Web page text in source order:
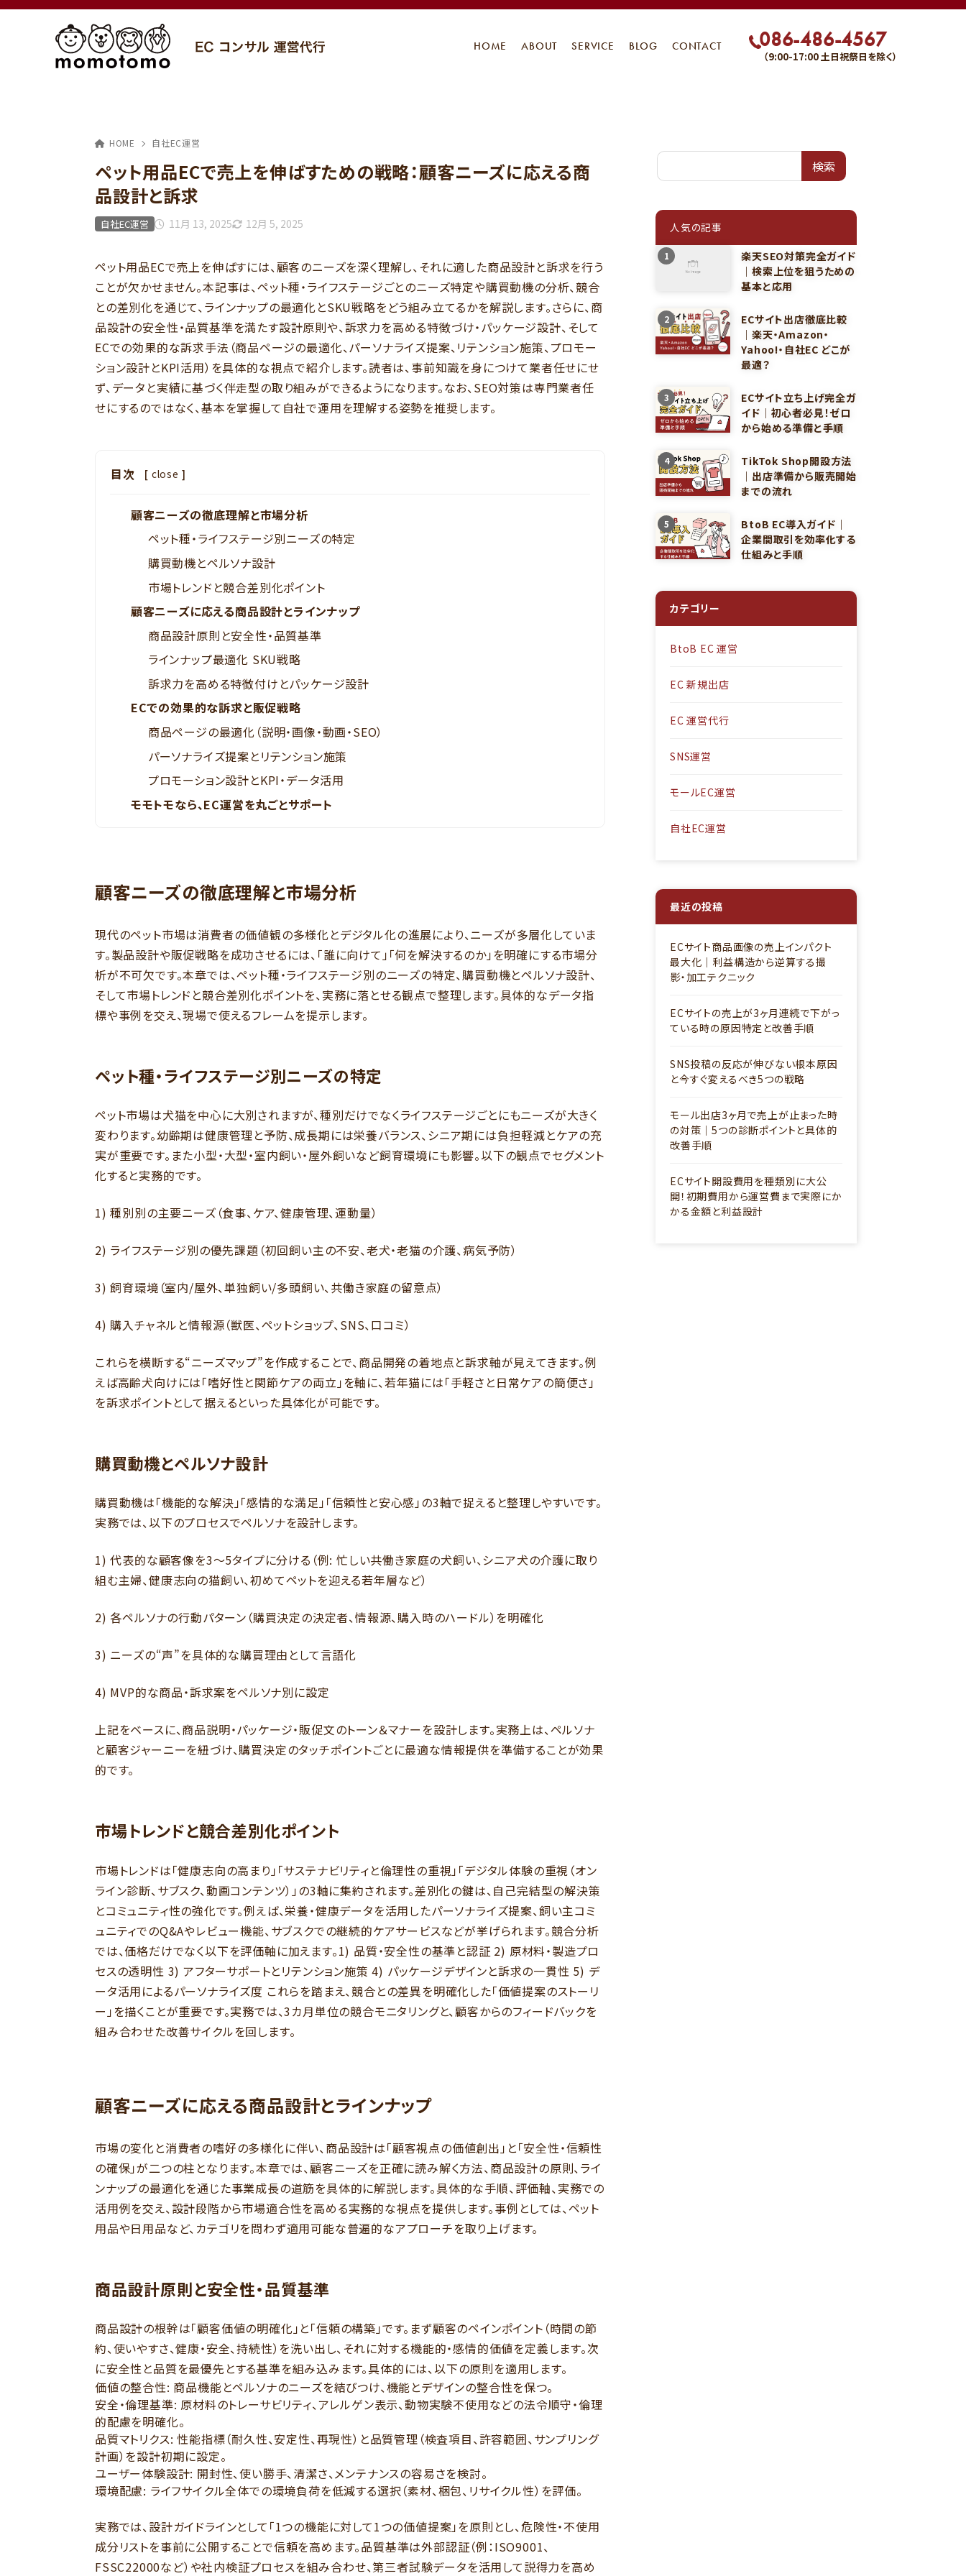
HOME ABOUT SERVICE BLOG CONTACT 086-486-4567
（9:00-17:00 土日祝祭日を除く）
HOME 自社EC運営
ペット用品ECで売上を伸ばすための戦略：顧客ニーズに応える商
品設計と訴求
11月 13, 2025 12月 5, 2025
自社EC運営
ペット用品ECで売上を伸ばすには、顧客のニーズを深く理解し、それに適した商品設計と訴求を行う
ことが欠かせません。本記事は、ペット種・ライフステージごとのニーズ特定や購買動機の分析、競合
との差別化を通じて、ラインナップの最適化とSKU戦略をどう組み立てるかを解説します。さらに、商
品設計の安全性・品質基準を満たす設計原則や、訴求力を高める特徴づけ・パッケージ設計、そして
ECでの効果的な訴求手法（商品ページの最適化、パーソナライズ提案、リテンション施策、プロモー
ション設計とKPI活用）を具体的な視点で紹介します。読者は、事前知識を身につけて業者任せにせ
ず、データと実績に基づく伴走型の取り組みができるようになります。なお、SEO対策は専門業者任
せにするのではなく、基本を掌握して自社で運用を理解する姿勢を推奨します。
目次 [ close ]
顧客ニーズの徹底理解と市場分析
ペット種・ライフステージ別ニーズの特定
購買動機とペルソナ設計
市場トレンドと競合差別化ポイント
顧客ニーズに応える商品設計とラインナップ
商品設計原則と安全性・品質基準
ラインナップ最適化 SKU戦略
訴求力を高める特徴付けとパッケージ設計
ECでの効果的な訴求と販促戦略
商品ページの最適化（説明・画像・動画・SEO）
パーソナライズ提案とリテンション施策
プロモーション設計とKPI・データ活用
モモトモなら、EC運営を丸ごとサポート
顧客ニーズの徹底理解と市場分析
現代のペット市場は消費者の価値観の多様化とデジタル化の進展により、ニーズが多層化していま
す。製品設計や販促戦略を成功させるには、「誰に向けて」「何を解決するのか」を明確にする市場分
析が不可欠です。本章では、ペット種・ライフステージ別のニーズの特定、購買動機とペルソナ設計、
そして市場トレンドと競合差別化ポイントを、実務に落とせる観点で整理します。具体的なデータ指
標や事例を交え、現場で使えるフレームを提示します。
ペット種・ライフステージ別ニーズの特定
ペット市場は犬猫を中心に大別されますが、種別だけでなくライフステージごとにもニーズが大きく
変わります。幼齢期は健康管理と予防、成長期には栄養バランス、シニア期には負担軽減とケアの充
実が重要です。また小型・大型・室内飼い・屋外飼いなど飼育環境にも影響。以下の観点でセグメント
化すると実務的です。
1) 種別別の主要ニーズ（食事、ケア、健康管理、運動量）
2) ライフステージ別の優先課題（初回飼い主の不安、老犬・老猫の介護、病気予防）
3) 飼育環境（室内/屋外、単独飼い/多頭飼い、共働き家庭の留意点）
4) 購入チャネルと情報源（獣医、ペットショップ、SNS、口コミ）
これらを横断する“ニーズマップ”を作成することで、商品開発の着地点と訴求軸が見えてきます。例
えば高齢犬向けには「嗜好性と関節ケアの両立」を軸に、若年猫には「手軽さと日常ケアの簡便さ」
を訴求ポイントとして据えるといった具体化が可能です。
購買動機とペルソナ設計
購買動機は「機能的な解決」「感情的な満足」「信頼性と安心感」の3軸で捉えると整理しやすいです。
実務では、以下のプロセスでペルソナを設計します。
1) 代表的な顧客像を3～5タイプに分ける（例: 忙しい共働き家庭の犬飼い、シニア犬の介護に取り
組む主婦、健康志向の猫飼い、初めてペットを迎える若年層など）
2) 各ペルソナの行動パターン（購買決定の決定者、情報源、購入時のハードル）を明確化
3) ニーズの“声”を具体的な購買理由として言語化
4) MVP的な商品・訴求案をペルソナ別に設定
上記をベースに、商品説明・パッケージ・販促文のトーン＆マナーを設計します。実務上は、ペルソナ
と顧客ジャーニーを紐づけ、購買決定のタッチポイントごとに最適な情報提供を準備することが効果
的です。
市場トレンドと競合差別化ポイント
市場トレンドは「健康志向の高まり」「サステナビリティと倫理性の重視」「デジタル体験の重視（オン
ライン診断、サブスク、動画コンテンツ）」の3軸に集約されます。差別化の鍵は、自己完結型の解決策
とコミュニティ性の強化です。例えば、栄養・健康データを活用したパーソナライズ提案、飼い主コミ
ュニティでのQ&Aやレビュー機能、サブスクでの継続的ケアサービスなどが挙げられます。競合分析
では、価格だけでなく以下を評価軸に加えます。1) 品質・安全性の基準と認証 2) 原材料・製造プロ
セスの透明性 3) アフターサポートとリテンション施策 4) パッケージデザインと訴求の一貫性 5) デ
ータ活用によるパーソナライズ度 これらを踏まえ、競合との差異を明確化した「価値提案のストーリ
ー」を描くことが重要です。実務では、3カ月単位の競合モニタリングと、顧客からのフィードバックを
組み合わせた改善サイクルを回します。
顧客ニーズに応える商品設計とラインナップ
市場の変化と消費者の嗜好の多様化に伴い、商品設計は「顧客視点の価値創出」と「安全性・信頼性
の確保」が二つの柱となります。本章では、顧客ニーズを正確に読み解く方法、商品設計の原則、ライ
ンナップの最適化を通じた事業成長の道筋を具体的に解説します。具体的な手順、評価軸、実務での
活用例を交え、設計段階から市場適合性を高める実務的な視点を提供します。事例としては、ペット
用品や日用品など、カテゴリを問わず適用可能な普遍的なアプローチを取り上げます。
商品設計原則と安全性・品質基準
商品設計の根幹は「顧客価値の明確化」と「信頼の構築」です。まず顧客のペインポイント（時間の節
約、使いやすさ、健康・安全、持続性）を洗い出し、それに対する機能的・感情的価値を定義します。次
に安全性と品質を最優先とする基準を組み込みます。具体的には、以下の原則を適用します。
価値の整合性: 商品機能とペルソナのニーズを結びつけ、機能とデザインの整合性を保つ。
安全・倫理基準: 原材料のトレーサビリティ、アレルゲン表示、動物実験不使用などの法令順守・倫理
的配慮を明確化。
品質マトリクス: 性能指標（耐久性、安定性、再現性）と品質管理（検査項目、許容範囲、サンプリング
計画）を設計初期に設定。
ユーザー体験設計: 開封性、使い勝手、清潔さ、メンテナンスの容易さを検討。
環境配慮: ライフサイクル全体での環境負荷を低減する選択（素材、梱包、リサイクル性）を評価。
実務では、設計ガイドラインとして「1つの機能に対して1つの価値提案」を原則とし、危険性・不使用
成分リストを事前に公開することで信頼を高めます。品質基準は外部認証（例：ISO9001、
FSSC22000など）や社内検証プロセスを組み合わせ、第三者試験データを活用して説得力を高め
検索
人気の記事
1
楽天SEO対策完全ガイド
｜検索上位を狙うための
基本と応用
2
ECサイト出店徹底比較
｜楽天・Amazon・
Yahoo!・自社EC どこが
最適？
3
ECサイト立ち上げ完全ガ
イド｜初心者必見！ゼロ
から始める準備と手順
4
TikTok Shop開設方法
｜出店準備から販売開始
までの流れ
5
BtoB EC導入ガイド｜
企業間取引を効率化する
仕組みと手順
カテゴリー
BtoB EC 運営
EC 新規出店
EC 運営代行
SNS運営
モールEC運営
自社EC運営
最近の投稿
ECサイト商品画像の売上インパクト
最大化｜利益構造から逆算する撮
影・加工テクニック
ECサイトの売上が3ヶ月連続で下がっ
ている時の原因特定と改善手順
SNS投稿の反応が伸びない根本原因
と今すぐ変えるべき5つの戦略
モール出店3ヶ月で売上が止まった時
の対策｜5つの診断ポイントと具体的
改善手順
ECサイト開設費用を種類別に大公
開！初期費用から運営費まで実際にか
かる金額と利益設計